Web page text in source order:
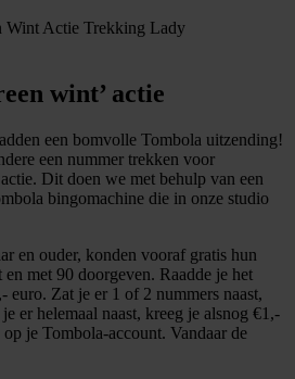
wint’ actie
een bomvolle Tombola uitzending!
een nummer trekken voor
Dit doen we met behulp van een
bingomachine die in onze studio
en ouder, konden vooraf gratis hun
met 90 doorgeven. Raadde je het
euro. Zat je er 1 of 2 nummers naast,
er helemaal naast, kreeg je alsnog €1,-
je Tombola-account. Vandaar de